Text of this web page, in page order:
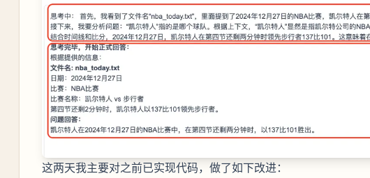
这两天我主要对之前已实现代码，做了如下改进：